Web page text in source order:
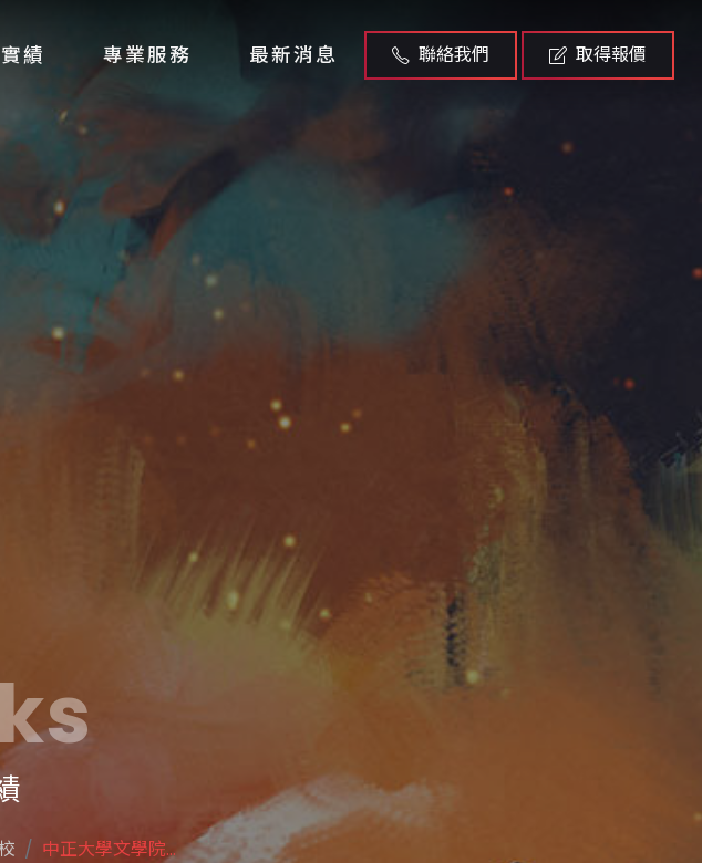
績 專業服務 最新消息 聯絡我們 取得報價
中正大學文學院...